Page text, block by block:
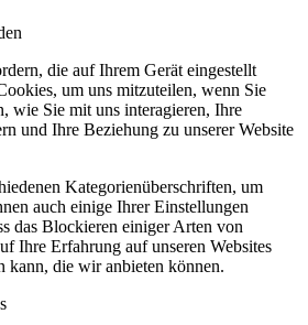
die auf Ihrem Gerät eingestellt
um uns mitzuteilen, wenn Sie
wie Sie mit uns interagieren, Ihre
und Ihre Beziehung zu unserer Website
Kategorienüberschriften, um
auch einige Ihrer Einstellungen
das Blockieren einiger Arten von
Ihre Erfahrung auf unseren Websites
kann, die wir anbieten können.